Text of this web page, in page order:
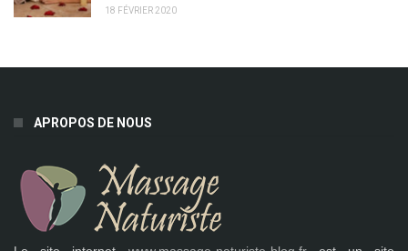
18 FÉVRIER 2020
APROPOS DE NOUS